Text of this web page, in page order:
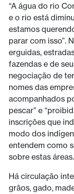
“A água do rio
e o rio está
estamos
parar com isso”.
erguidas,
fazendas e de
negociação de
nomes das
acompanhados
pescar” e
inscrições que
modo dos
entendem como
sobre estas áreas.
Há circulação
grãos, gado,